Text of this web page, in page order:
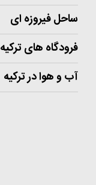
ساحل فیروزه ای
فرودگاه های ترکیه
آب و هوا در ترکیه